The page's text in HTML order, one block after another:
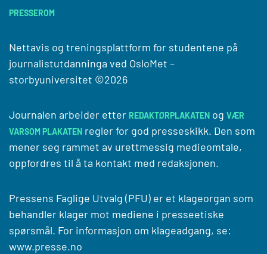
PRESSEROM
Nettavis og treningsplattform for studentene på
journalistutdanninga ved OsloMet –
storbyuniversitet ©2026
Journalen arbeider etter REDAKTØRPLAKATEN og VÆR
VARSOM PLAKATEN regler for god presseskikk. Den som
mener seg rammet av urettmessig medieomtale,
oppfordres til å ta kontakt med redaksjonen.
Pressens Faglige Utvalg (PFU) er et klageorgan som
behandler klager mot mediene i presseetiske
spørsmål. For informasjon om klageadgang, se:
www.presse.no